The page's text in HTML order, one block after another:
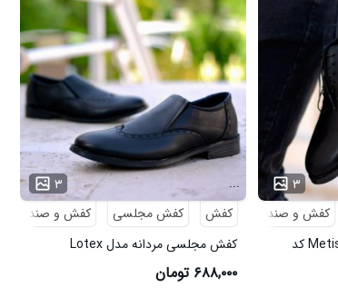
۳
کفش و صندل
کفش مجلسی مردانه مدل Metis کد
۳
...
کفش
کفش مجلسی
کفش و صندل
کفش مجلسی مردانه مدل Lotex
کد6330
۶۸۸,۰۰۰ تومان